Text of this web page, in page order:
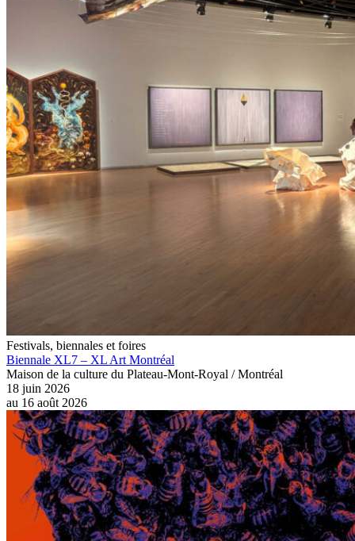
Festivals, biennales et foires
Biennale XL7 – XL Art Montréal
Maison de la culture du Plateau-Mont-Royal / Montréal
18 juin 2026
au 16 août 2026